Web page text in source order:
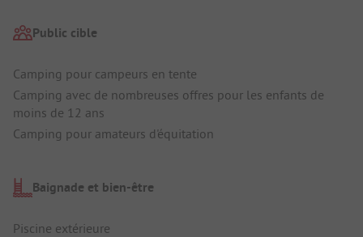
Public cible
Camping pour campeurs en tente
Camping avec de nombreuses offres pour les enfants de
moins de 12 ans
Camping pour amateurs d'équitation
Baignade et bien-être
Piscine extérieure